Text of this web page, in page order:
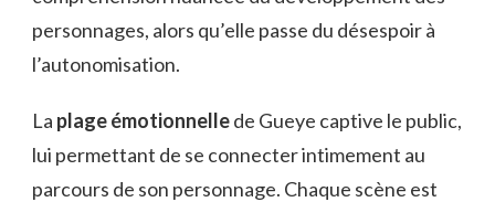
personnages, alors qu’elle passe du désespoir à
l’autonomisation.
La plage émotionnellede Gueye captive le public,
lui permettant de se connecter intimement au
parcours de son personnage. Chaque scène est